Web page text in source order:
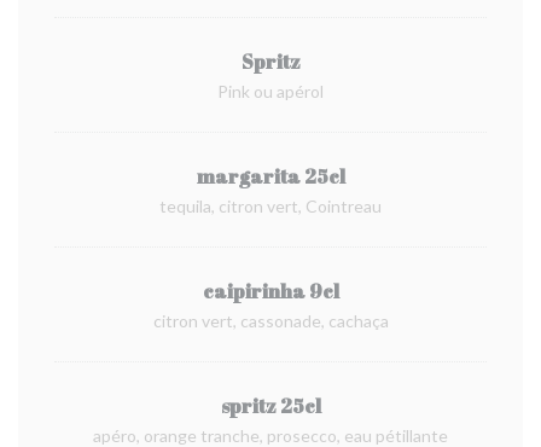
Spritz
Pink ou apérol
margarita 25cl
tequila, citron vert, Cointreau
caipirinha 9cl
citron vert, cassonade, cachaça
spritz 25cl
apéro, orange tranche, prosecco, eau pétillante